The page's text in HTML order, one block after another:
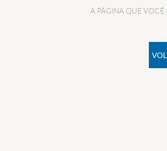
A PÁGINA QUE VOCÊ